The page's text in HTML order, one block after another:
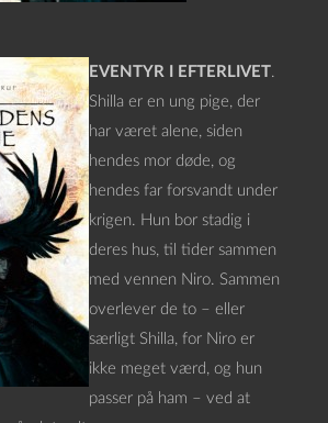
EVENTYR I EFTERLIVET.
Shilla er en ung pige, der
har været alene, siden
hendes mor døde, og
hendes far forsvandt under
krigen. Hun bor stadig i
deres hus, til tider sammen
med vennen Niro. Sammen
overlever de to – eller
særligt Shilla, for Niro er
ikke meget værd, og hun
passer på ham – ved at